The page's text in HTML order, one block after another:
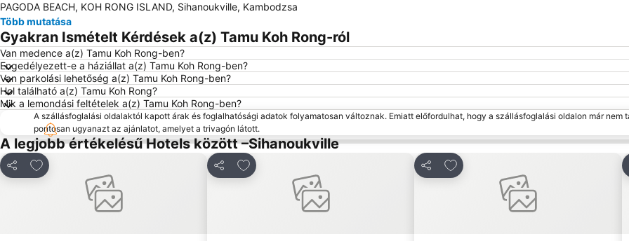
PAGODA BEACH, KOH RONG ISLAND, Sihanoukville, Kambodzsa
Több mutatása
Gyakran Ismételt Kérdések a(z) Tamu Koh Rong-ról
Van medence a(z) Tamu Koh Rong-ben?
Engedélyezett-e a háziállat a(z) Tamu Koh Rong-ben?
Van parkolási lehetőség a(z) Tamu Koh Rong-ben?
Hol található a(z) Tamu Koh Rong?
Mik a lemondási feltételek a(z) Tamu Koh Rong-ben?
A szállásfoglalási oldalaktól kapott árak és foglalhatósági adatok folyamatosan változnak. Emiatt előfordulhat, hogy a szállásfoglalási oldalon már nem
pontosan ugyanazt az ajánlatot, amelyet a trivagón látott.
A legjobb értékelésű Hotels között –Sihanoukville
Megosztás
Hozzáadás a kedvencekhez
Megosztás
Hozzáadás a kedvencekhez
Megosztás
Hozzáadás a kedvencekhez